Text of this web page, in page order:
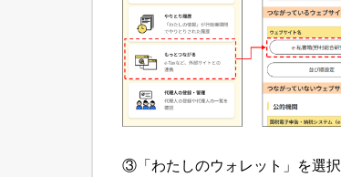
③「わたしのウォレット」を選択